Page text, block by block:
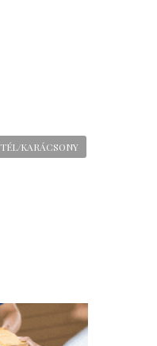
TÉL/KARÁCSONY